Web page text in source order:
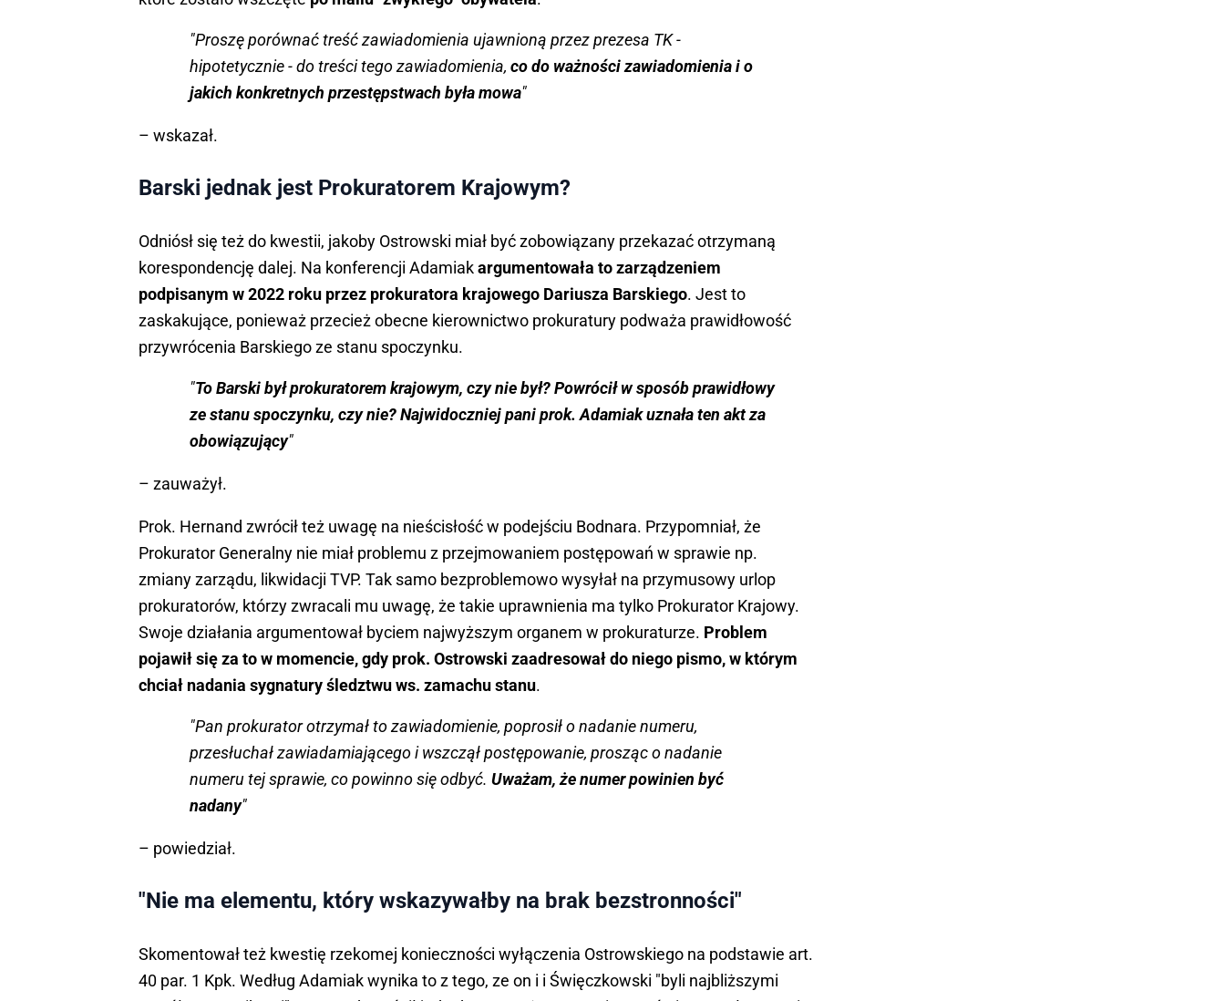
"Proszę porównać treść zawiadomienia ujawnioną przez prezesa TK -
hipotetycznie - do treści tego zawiadomienia, co do ważności zawiadomienia i o
jakich konkretnych przestępstwach była mowa"
– wskazał.
Barski jednak jest Prokuratorem Krajowym?
Odniósł się też do kwestii, jakoby Ostrowski miał być zobowiązany przekazać otrzymaną
korespondencję dalej. Na konferencji Adamiakargumentowała to zarządzeniem
podpisanym w 2022 roku przez prokuratora krajowego Dariusza Barskiego. Jest to
zaskakujące, ponieważ przecież obecne kierownictwo prokuratury podważa prawidłowość
przywrócenia Barskiego ze stanu spoczynku.
"To Barski był prokuratorem krajowym, czy nie był? Powrócił w sposób prawidłowy
ze stanu spoczynku, czy nie? Najwidoczniej pani prok. Adamiak uznała ten akt za
obowiązujący"
– zauważył.
Prok. Hernand zwrócił też uwagę na nieścisłość w podejściu Bodnara. Przypomniał, że
Prokurator Generalny nie miał problemu z przejmowaniem postępowań w sprawie np.
zmiany zarządu, likwidacji TVP. Tak samo bezproblemowo wysyłał na przymusowy urlop
prokuratorów, którzy zwracali mu uwagę, że takie uprawnienia ma tylko Prokurator Krajowy.
Swoje działania argumentował byciem najwyższym organem w prokuraturze. Problem
pojawił się za to w momencie, gdy prok. Ostrowski zaadresował do niego pismo, w którym
chciał nadania sygnatury śledztwu ws. zamachu stanu.
"Pan prokurator otrzymał to zawiadomienie, poprosił o nadanie numeru,
przesłuchał zawiadamiającego i wszczął postępowanie, prosząc o nadanie
numeru tej sprawie, co powinno się odbyć. Uważam, że numer powinien być
nadany"
– powiedział.
"Nie ma elementu, który wskazywałby na brak bezstronności"
Skomentował też kwestię rzekomej konieczności wyłączenia Ostrowskiego na podstawie art.
40 par. 1 Kpk. Według Adamiak wynika to z tego, ze on i i Święczkowski "byli najbliższymi